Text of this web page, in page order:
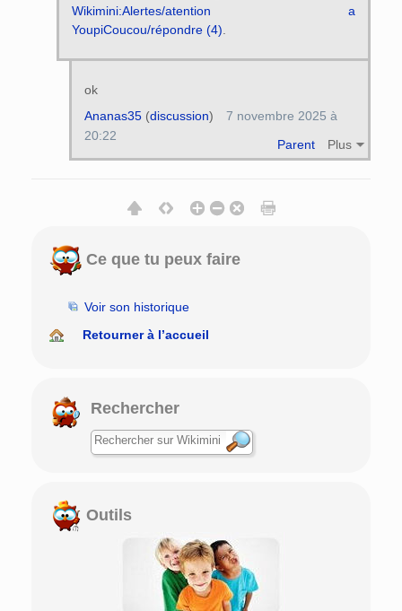
Wikimini:Alertes/atention a
YoupiCoucou/répondre (4)
ok
Parent Plus
Ananas35(discussion)
7 novembre 2025 à
20:22
Ce que tu peux faire
Voir son historique
Retourner à l’accueil
Rechercher
Outils